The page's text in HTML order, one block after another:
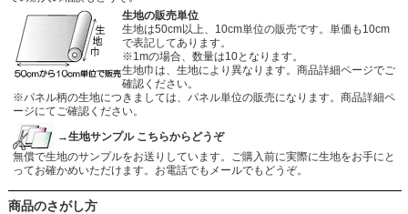
生地の販売単位
生地は50cm以上、10cm単位の販売です。単価も10cm
で表記してあります。
※1mの場合、数量は10となります。
生地巾は、生地により異なります。商品詳細ページでご
確認ください。
※パネル柄の生地につきましては、パネル単位の販売になります。商品詳細ペ
ージにてご確認ください。
→生地サンプル こちらからどうぞ
無償で生地のサンプルをお送りしています。ご購入前に実際に生地をお手にと
ってお確かめいただけます。お電話でもメールでもどうぞ。
商品のさがし方